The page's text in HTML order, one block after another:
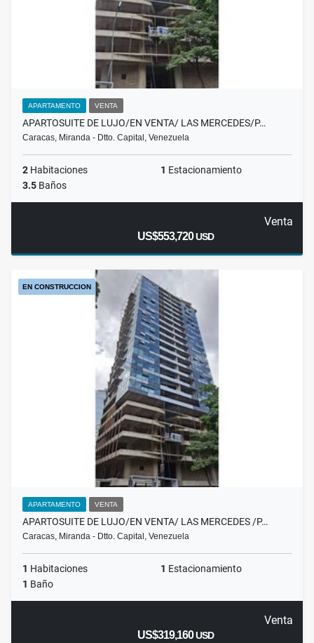
APARTAMENTO VENTA
APARTOSUITE DE LUJO/EN VENTA/ LAS MERCEDES/P…
Caracas, Miranda - Dtto. Capital, Venezuela
2 Habitaciones 1 Estacionamiento
3.5 Baños
Venta
US$553,720USD
EN CONSTRUCCION
APARTAMENTO VENTA
APARTOSUITE DE LUJO/EN VENTA/ LAS MERCEDES /P…
Caracas, Miranda - Dtto. Capital, Venezuela
1 Habitaciones 1 Estacionamiento
1 Baño
Venta
US$319,160USD